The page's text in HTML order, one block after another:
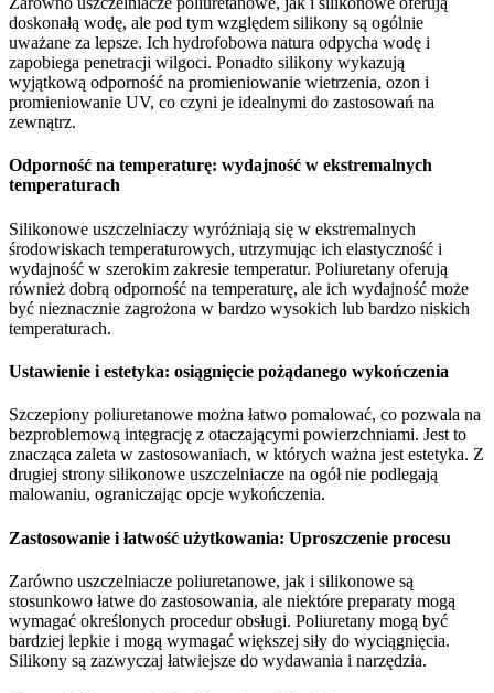
doskonałą wodę, ale pod tym względem silikony są ogólnie
uważane za lepsze. Ich hydrofobowa natura odpycha wodę i
zapobiega penetracji wilgoci. Ponadto silikony wykazują
wyjątkową odporność na promieniowanie wietrzenia, ozon i
promieniowanie UV, co czyni je idealnymi do zastosowań na
zewnątrz.
Odporność na temperaturę: wydajność w ekstremalnych
temperaturach
Silikonowe uszczelniaczy wyróżniają się w ekstremalnych
środowiskach temperaturowych, utrzymując ich elastyczność i
wydajność w szerokim zakresie temperatur. Poliuretany oferują
również dobrą odporność na temperaturę, ale ich wydajność może
być nieznacznie zagrożona w bardzo wysokich lub bardzo niskich
temperaturach.
Ustawienie i estetyka: osiągnięcie pożądanego wykończenia
Szczepiony poliuretanowe można łatwo pomalować, co pozwala na
bezproblemową integrację z otaczającymi powierzchniami. Jest to
znacząca zaleta w zastosowaniach, w których ważna jest estetyka. Z
drugiej strony silikonowe uszczelniacze na ogół nie podlegają
malowaniu, ograniczając opcje wykończenia.
Zastosowanie i łatwość użytkowania: Uproszczenie procesu
Zarówno uszczelniacze poliuretanowe, jak i silikonowe są
stosunkowo łatwe do zastosowania, ale niektóre preparaty mogą
wymagać określonych procedur obsługi. Poliuretany mogą być
bardziej lepkie i mogą wymagać większej siły do ​​wyciągnięcia.
Silikony są zazwyczaj łatwiejsze do wydawania i narzędzia.